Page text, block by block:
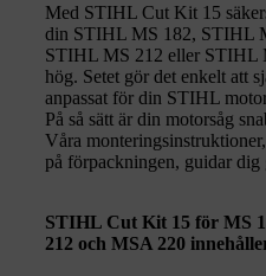
Med STIHL Cut Kit 15
din STIHL MS 182, STIHL
STIHL MS 212 eller STIHL
hög. Setet gör det enkelt att
anpassat för din STIHL
På så sätt är din motorsåg
Våra
på förpackningen, guidar dig
STIHL Cut Kit 15 för MS
212 och MSA 220